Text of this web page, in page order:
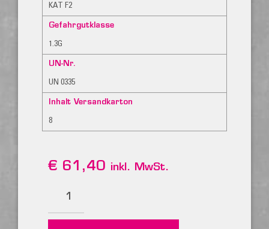
KAT F2
Gefahrgutklasse
1.3G
UN-Nr.
UN 0335
Inhalt Versandkarton
8
€ 61,40 inkl. MwSt.